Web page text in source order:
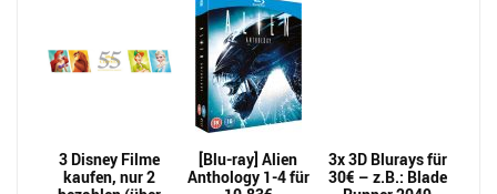
3 Disney Filme
kaufen, nur 2
[Blu-ray] Alien
Anthology 1-4 für
3x 3D Blurays für
30€ – z.B.: Blade